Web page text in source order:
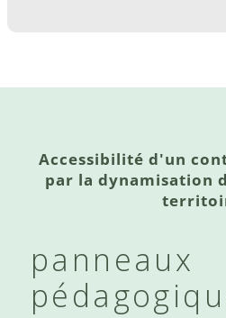
Accessibilité d'un
par la dynamisation
panneaux